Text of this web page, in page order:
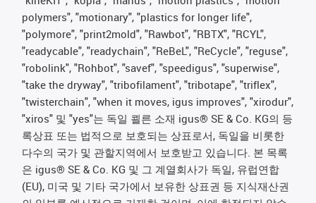
polymers", "motionary", "plastics for longer life",
"polymore", "print2mold", "Rawbot", "RBTX", "RCYL",
"readycable", "readychain", "ReBeL", "ReCycle", "reguse",
"robolink", "Rohbot", "savef", "speedigus", "superwise",
"take the dryway", "tribofilament", "tribotape", "triflex",
"twisterchain", "when it moves, igus improves", "xirodur",
"xiros" 및 "yes"는 독일 쾰른 소재 igus® SE & Co. KG의 등
록상표 또는 법적으로 보호되는 상표로서, 독일을 비롯한
다수의 국가 및 관할지역에서 보호받고 있습니다. 본 목록
은 igus® SE & Co. KG 및 그 계열회사가 독일, 유럽연합
(EU), 미국 및 기타 국가에서 보유한 상표권 등 지식재산권